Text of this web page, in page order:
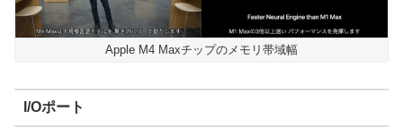
Apple M4 Maxチップのメモリ帯域幅
I/Oポート